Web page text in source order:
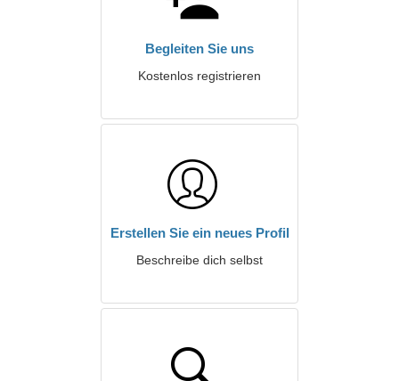
Begleiten Sie uns
Kostenlos registrieren
Erstellen Sie ein neues Profil
Beschreibe dich selbst